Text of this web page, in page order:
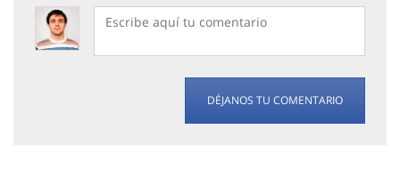
DÉJANOS TU COMENTARIO